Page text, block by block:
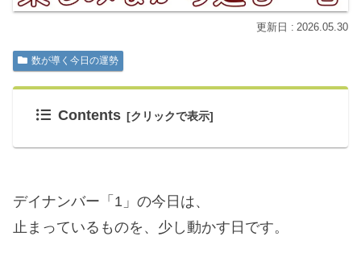
2026.05.30
数が導く今日の運勢
Contents
デイナンバー「1」の今日は、
止まっているものを、少し動かす日です。